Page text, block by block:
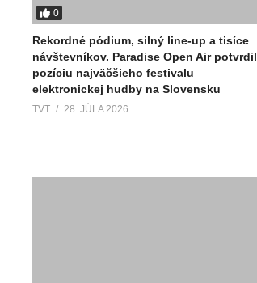
0
Rekordné pódium, silný line-up a tisíce
návštevníkov. Paradise Open Air potvrdil
pozíciu najväčšieho festivalu
elektronickej hudby na Slovensku
TVT 28. JÚLA 2026